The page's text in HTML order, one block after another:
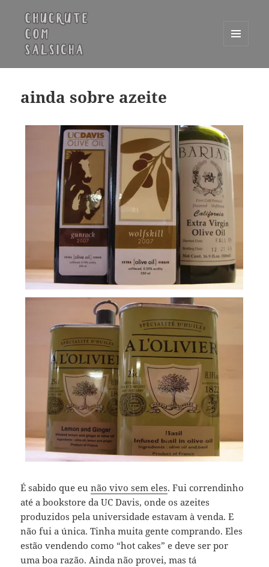
WIDGETS
ainda sobre azeite
É sabido que eunão vivo sem eles. Fui correndinho
até a bookstore da UC Davis, onde os azeites
produzidos pela universidade estavam à venda. E
não fui a única. Tinha muita gente comprando. Eles
estão vendendo como “hot cakes” e deve ser por
uma boa razão. Ainda não provei, mas tá